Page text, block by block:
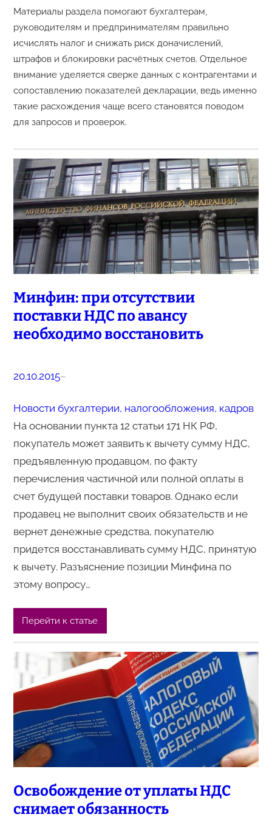
Материалы раздела помогают бухгалтерам,
руководителям и предпринимателям правильно
исчислять налог и снижать риск доначислений,
штрафов и блокировки расчётных счетов. Отдельное
внимание уделяется сверке данных с контрагентами и
сопоставлению показателей декларации, ведь именно
такие расхождения чаще всего становятся поводом
для запросов и проверок.
Минфин: при отсутствии
поставки НДС по авансу
необходимо восстановить
20.10.2015–
Новости бухгалтерии, налогообложения, кадров
На основании пункта 12 статьи 171 НК РФ,
покупатель может заявить к вычету сумму НДС,
предъявленную продавцом, по факту
перечисления частичной или полной оплаты в
счет будущей поставки товаров. Однако если
продавец не выполнит своих обязательств и не
вернет денежные средства, покупателю
придется восстанавливать сумму НДС, принятую
к вычету. Разъяснение позиции Минфина по
этому вопросу…
Перейти к статье
Освобождение от уплаты НДС
снимает обязанность